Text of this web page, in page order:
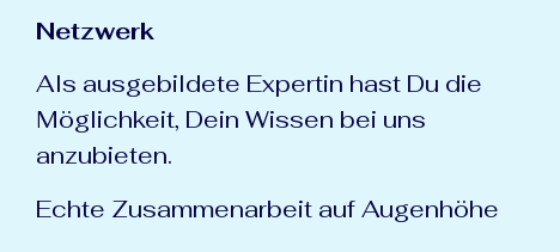
Netzwerk
Als ausgebildete Expertin hast Du die
Möglichkeit, Dein Wissen bei uns
anzubieten.
Echte Zusammenarbeit auf Augenhöhe